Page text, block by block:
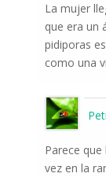
La mujer
que era un
pidiporas
como una
Parece
vez en la